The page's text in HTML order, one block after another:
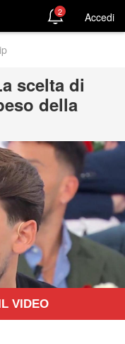
scelta di
della
VIDEO
2 Accedi